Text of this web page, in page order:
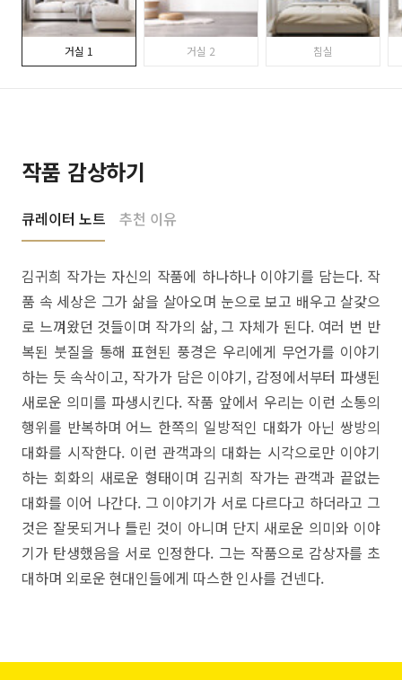
거실 1 거실 2 침실
작품 감상하기
큐레이터 노트 추천 이유
김귀희 작가는 자신의 작품에 하나하나 이야기를 담는다. 작
품 속 세상은 그가 삶을 살아오며 눈으로 보고 배우고 살갗으
로 느껴왔던 것들이며 작가의 삶, 그 자체가 된다. 여러 번 반
복된 붓질을 통해 표현된 풍경은 우리에게 무언가를 이야기
하는 듯 속삭이고, 작가가 담은 이야기, 감정에서부터 파생된
새로운 의미를 파생시킨다. 작품 앞에서 우리는 이런 소통의
행위를 반복하며 어느 한쪽의 일방적인 대화가 아닌 쌍방의
대화를 시작한다. 이런 관객과의 대화는 시각으로만 이야기
하는 회화의 새로운 형태이며 김귀희 작가는 관객과 끝없는
대화를 이어 나간다. 그 이야기가 서로 다르다고 하더라고 그
것은 잘못되거나 틀린 것이 아니며 단지 새로운 의미와 이야
기가 탄생했음을 서로 인정한다. 그는 작품으로 감상자를 초
대하며 외로운 현대인들에게 따스한 인사를 건넨다.